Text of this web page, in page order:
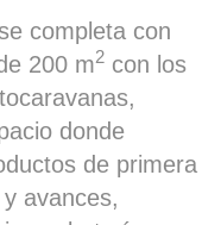
completa con
200 m2 con los
donde
de primera
avances,